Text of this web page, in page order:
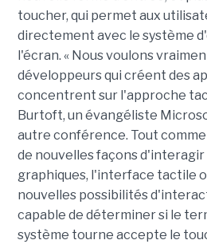
toucher, qui permet aux
directement avec le système
l'écran. « Nous voulons
développeurs qui créent des
concentrent sur l'approche
Burtoft, un évangéliste
autre conférence. Tout
de nouvelles façons
graphiques, l'interface tactile
nouvelles possibilités
capable de déterminer si le
système tourne accepte le